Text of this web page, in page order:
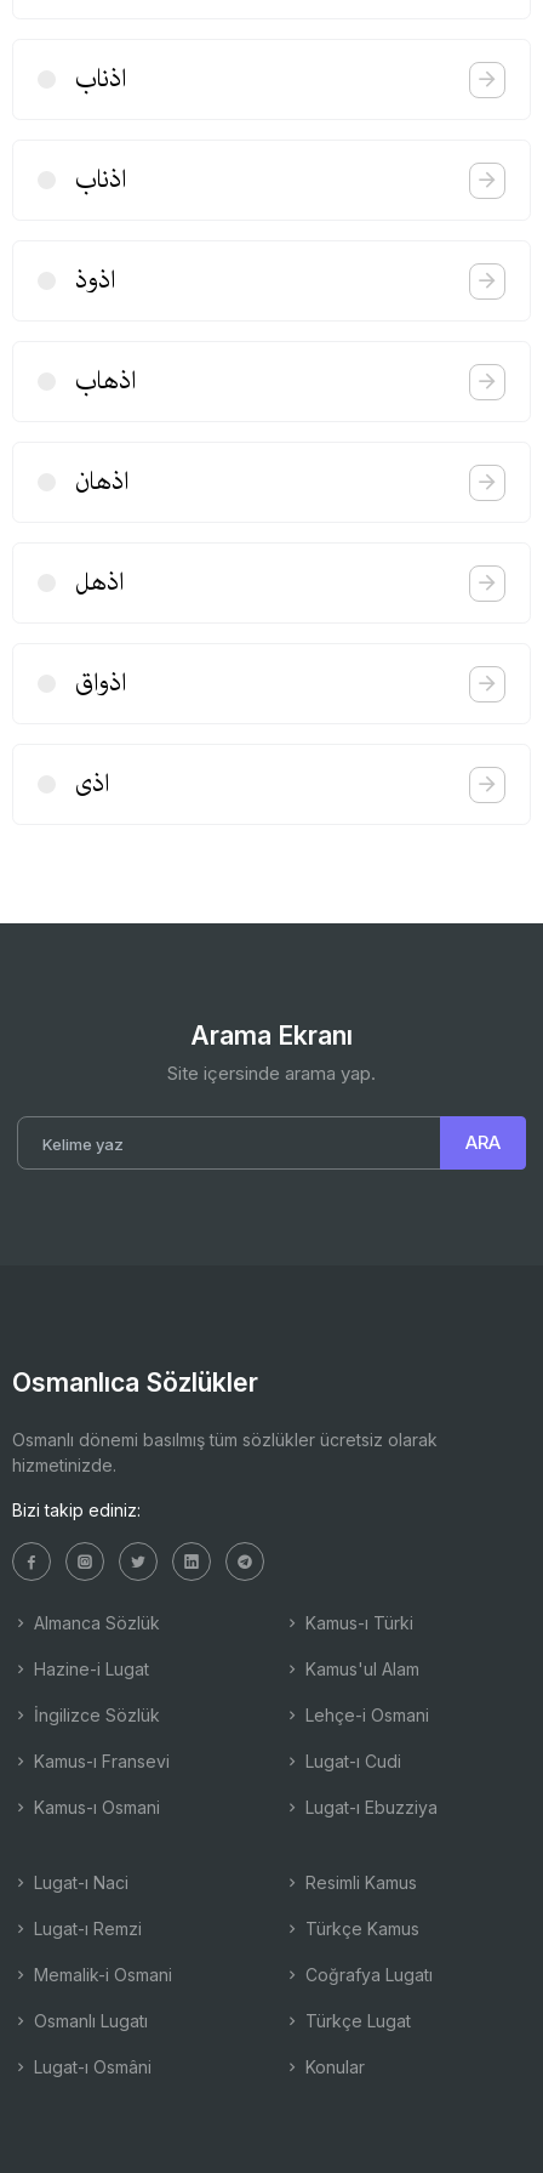
اذناب
اذناب
اذوذ
اذهاب
اذهان
اذهل
اذواق
اذی
Arama Ekranı
Site içersinde arama yap.
Osmanlıca Sözlükler
Osmanlı dönemi basılmış tüm sözlükler ücretsiz olarak
hizmetinizde.
Bizi takip ediniz:
Almanca Sözlük
Hazine-i Lugat
İngilizce Sözlük
Kamus-ı Fransevi
Kamus-ı Osmani
Kamus-ı Türki
Kamus'ul Alam
Lehçe-i Osmani
Lugat-ı Cudi
Lugat-ı Ebuzziya
Lugat-ı Naci
Lugat-ı Remzi
Memalik-i Osmani
Osmanlı Lugatı
Lugat-ı Osmâni
Resimli Kamus
Türkçe Kamus
Coğrafya Lugatı
Türkçe Lugat
Konular